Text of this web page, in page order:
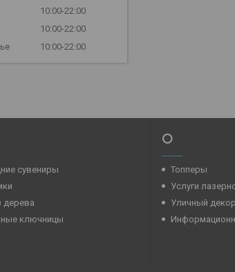
10:00-22:00
10:00-22:00
10:00-22:00
сувениры
дерева
ключницы
⭕
Топперы
Услуги
Уличный декор